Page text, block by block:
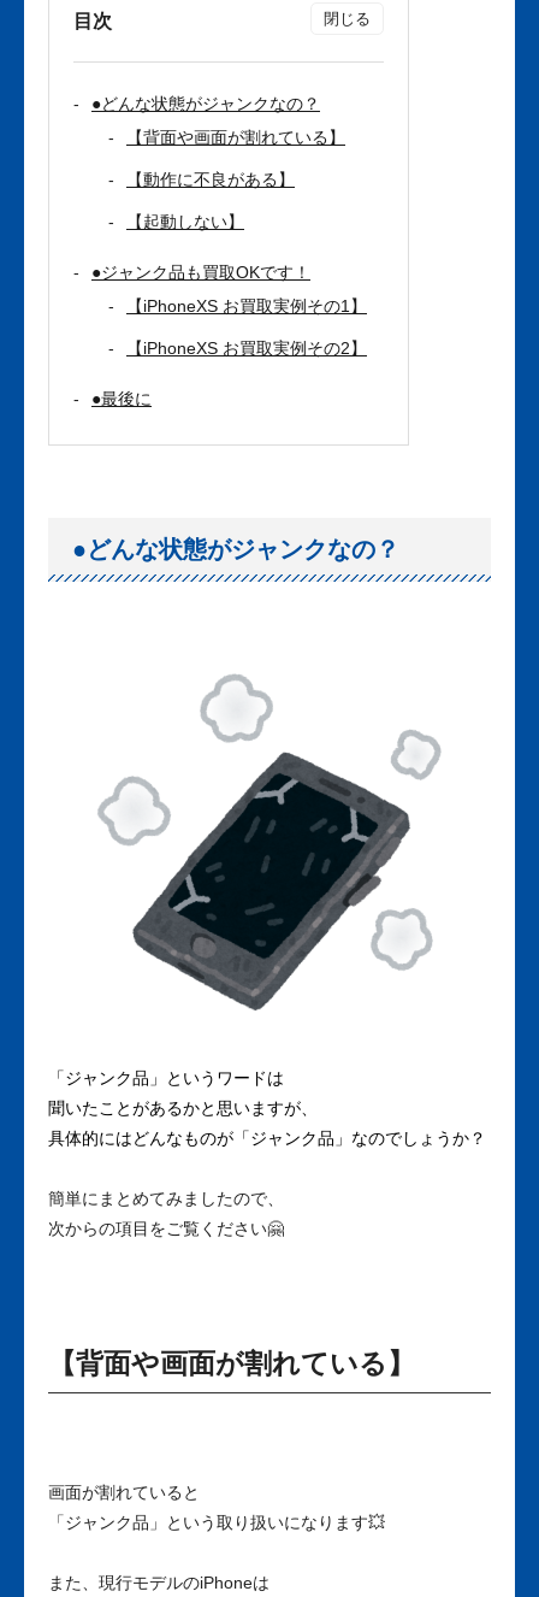
目次
●どんな状態がジャンクなの？
【背面や画面が割れている】
【動作に不良がある】
【起動しない】
●ジャンク品も買取OKです！
【iPhoneXS お買取実例その1】
【iPhoneXS お買取実例その2】
●最後に
●どんな状態がジャンクなの？
「ジャンク品」というワードは
聞いたことがあるかと思いますが、
具体的にはどんなものが「ジャンク品」なのでしょうか？
簡単にまとめてみましたので、
次からの項目をご覧ください🤗
【背面や画面が割れている】
画面が割れていると
「ジャンク品」という取り扱いになります💥
また、現行モデルのiPhoneは